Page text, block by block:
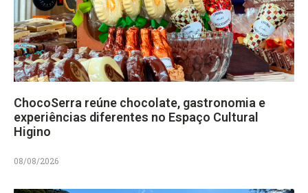
ChocoSerra reúne chocolate, gastronomia e
experiências diferentes no Espaço Cultural
Higino
08/08/2026